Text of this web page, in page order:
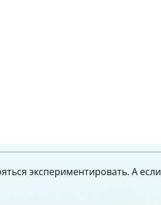
экспериментировать. А если